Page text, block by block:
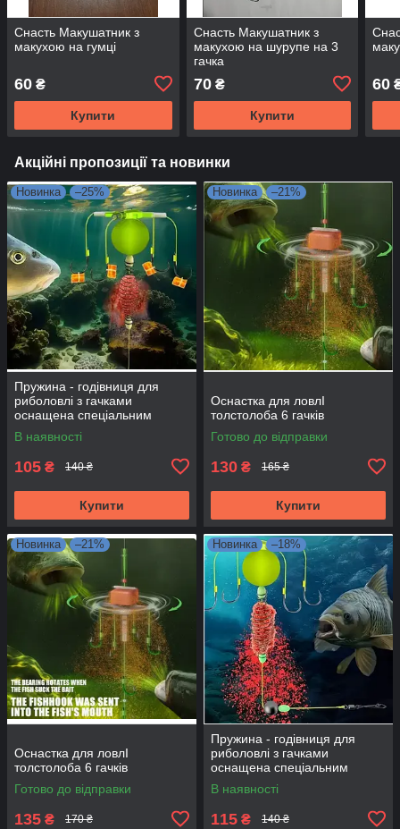
Снасть Макушатник з
макухою на гумці
60 ₴
Купити
Снасть Макушатник з
макухою на шурупе на 3
гачка
70₴
Купити
60
Акційні пропозиції та новинки
Новинка –25%
Пружина - годівниця для
риболовлі з гачками
оснащена спеціальним
грузилом №7
В наявності
105 ₴ 140 ₴
Купити
Новинка –21%
Оснастка для ловлІ
толстолоба 6 гачків
Готово до відправки
130 ₴ 165 ₴
Купити
Новинка –21%
Оснастка для ловлІ
толстолоба 6 гачків
Готово до відправки
135 ₴ 170 ₴
Новинка –18%
Пружина - годівниця для
риболовлі з гачками
оснащена спеціальним
грузилом №7
В наявності
115 ₴ 140 ₴